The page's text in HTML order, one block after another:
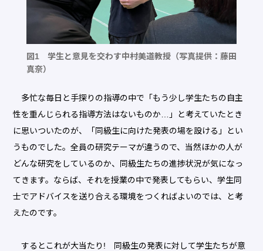
図1 学生と意見を交わす中村美道教授（写真提供：藤田
真奈）
多忙な毎日と手探りの指導の中で「もう少し学生たちの自主
性を重んじられる指導方法はないものか…」と考えていたとき
に思いついたのが、「同級生に向けた発表の場を設ける」とい
うものでした。全員の研究テーマが違うので、当然ほかの人が
どんな研究をしているのか、同級生たちの進捗状況が気になっ
てきます。ならば、それを授業の中で発表してもらい、学生同
士でアドバイスを送り合える環境をつくればよいのでは、と考
えたのです。
するとこれが大当たり! 同級生の発表に対して学生たちが意